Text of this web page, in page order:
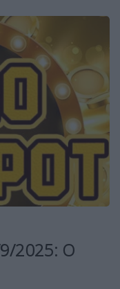
2025: Ο